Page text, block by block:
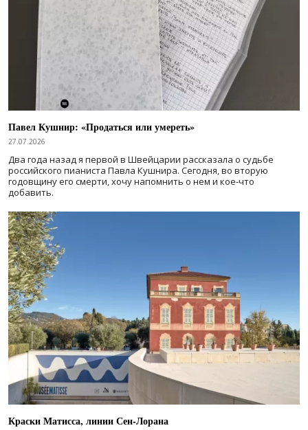
Павел Кушнир: «Продаться или умереть»
27.07.2026
Два года назад я первой в Швейцарии рассказала о судьбе
российского пианиста Павла Кушнира. Сегодня, во вторую
годовщину его смерти, хочу напомнить о нем и кое-что
добавить.
Краски Матисса, линии Сен-Лорана